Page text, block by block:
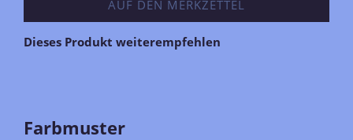
AUF DEN MERKZETTEL
Dieses Produkt weiterempfehlen
Farbmuster